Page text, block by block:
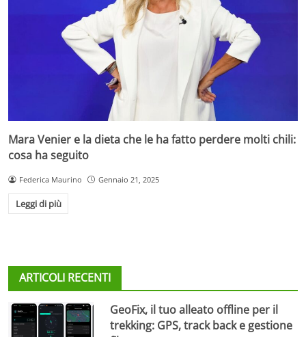
Mara Venier e la dieta che le ha fatto perdere molti chili:
cosa ha seguito
Federica Maurino Gennaio 21, 2025
Leggi di più
ARTICOLI RECENTI
GeoFix, il tuo alleato offline per il
trekking: GPS, track back e gestione